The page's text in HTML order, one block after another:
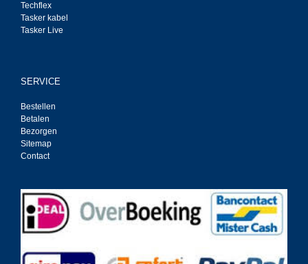
Techflex
Tasker kabel
Tasker Live
SERVICE
Bestellen
Betalen
Bezorgen
Sitemap
Contact